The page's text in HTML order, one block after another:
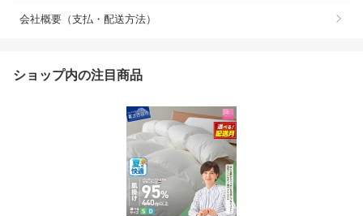
会社概要（支払・配送方法）
ショップ内の注目商品